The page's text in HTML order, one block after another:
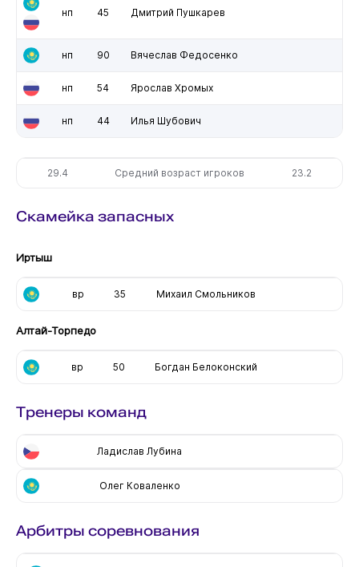
нп 45 Дмитрий Пушкарев
нп 90 Вячеслав Федосенко
нп 54 Ярослав Хромых
нп 44 Илья Шубович
29.4 Средний возраст игроков 23.2
Скамейка запасных
Иртыш
вр 35 Михаил Смольников
Алтай-Торпедо
вр 50 Богдан Белоконский
Тренеры команд
Ладислав Лубина
Олег Коваленко
Арбитры соревнования